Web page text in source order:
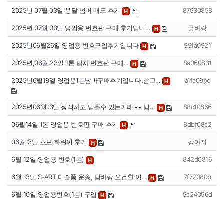
2025년 07월 03일 용달 넘버 매도 후기 H 87930858
2025년 07월 03일 영업용 번호판 구매 후기입니… H 굿바랑
2025년06월26일 영업용 번호구입후기입니다 H 99fa0921
2025년,06월,23일 1톤 탑차 번호판 구매… H 8a060831
2025년6월19일 영업용1톤남바구매후기입니다.참고… H a1fa09bc
2025년06월13일 정직하고 믿을수 있는거래~~ 남… H 88c10866
06월14일 1톤 영업용 번호판 구매 후기 H 8dbf08c2
06월13일 초보 화린이 후기 H 강아지
6월 12일 영업용 번호(1톤) H 842d0816
6월 13일 S-ART 미술품 운송, 남바랑 오건환 이… H 7f72080b
6월 10일 영업용번호(1톤) 구입 H 9c24096d